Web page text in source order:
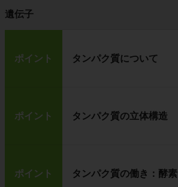
遺伝子
ポイント タンパク質について
ポイント タンパク質の立体構造
ポイント タンパク質の働き：酵素